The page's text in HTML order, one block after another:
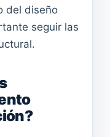
del diseño
seguir las